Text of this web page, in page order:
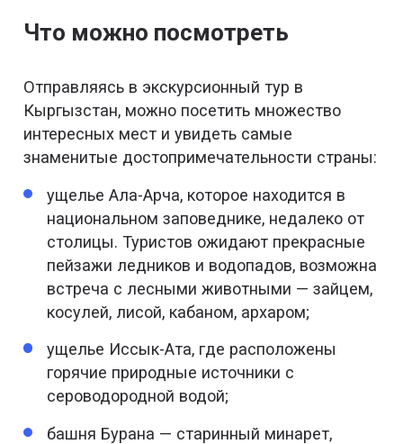
Что можно посмотреть
Отправляясь в экскурсионный тур в
Кыргызстан, можно посетить множество
интересных мест и увидеть самые
знаменитые достопримечательности страны:
ущелье Ала-Арча, которое находится в
национальном заповеднике, недалеко от
столицы. Туристов ожидают прекрасные
пейзажи ледников и водопадов, возможна
встреча с лесными животными — зайцем,
косулей, лисой, кабаном, архаром;
ущелье Иссык-Ата, где расположены
горячие природные источники с
сероводородной водой;
башня Бурана — старинный минарет,